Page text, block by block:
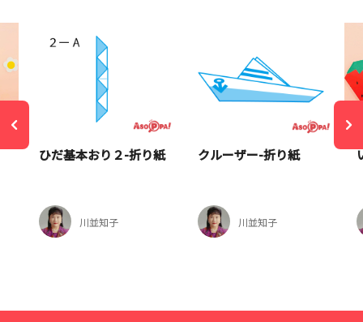
ひだ基本おり２-折り紙
川並知子
クルーザー-折り紙
川並知子